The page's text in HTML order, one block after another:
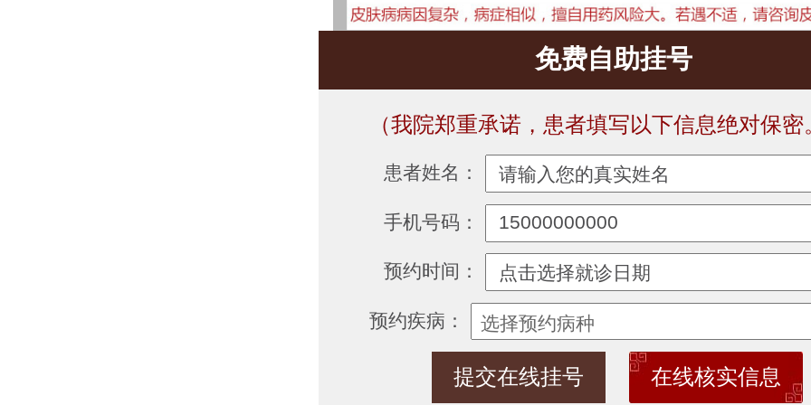
免费自助挂号
（我院郑重承诺，患者填写以下信息绝对保密
患者姓名：
手机号码：
预约时间：
预约疾病：
在线核实信息